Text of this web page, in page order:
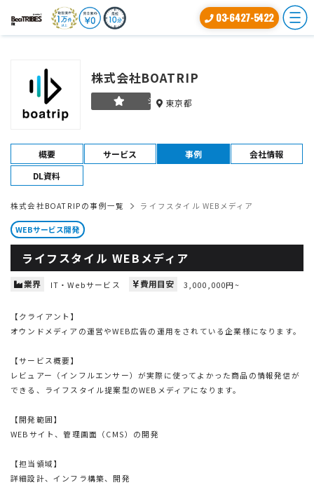
03-6427-5422
株式会社BOATRIP
シルバー
東京都
概要 サービス 事例
会社情報
DL資料
株式会社BOATRIPの事例一覧 ライフスタイル WEBメディア
WEBサービス開発
ライフスタイル WEBメディア
業界 IT・Webサービス 費用目安 3,000,000円~
【クライアント】
オウンドメディアの運営やWEB広告の運用をされている企業様になります。
【サービス概要】
レビュアー（インフルエンサー）が実際に使ってよかった商品の情報発信が
できる、ライフスタイル提案型のWEBメディアになります。
【開発範囲】
WEBサイト、管理画面（CMS）の開発
【担当領域】
詳細設計、インフラ構築、開発